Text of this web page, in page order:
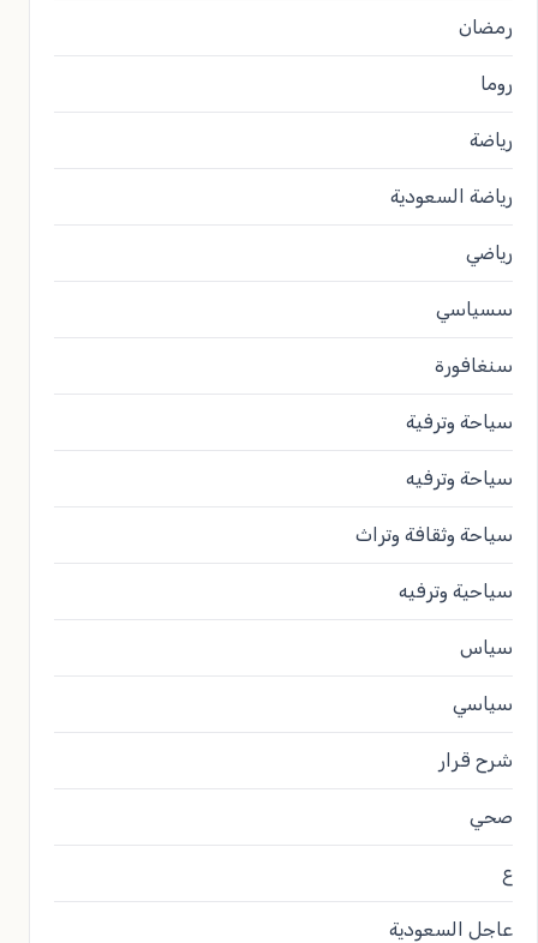
رمضان
روما
رياضة
رياضة السعودية
رياضي
سسياسي
سنغافورة
سياحة وترفية
سياحة وترفيه
سياحة وثقافة وتراث
سياحية وترفيه
سياس
سياسي
شرح قرار
صحي
ع
عاجل السعودية